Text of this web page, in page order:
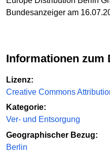
Bundesanzeiger am
Informationen zum
Lizenz:
Creative Commons
Kategorie:
Ver- und Entsorgung
Geographischer Bezug:
Berlin